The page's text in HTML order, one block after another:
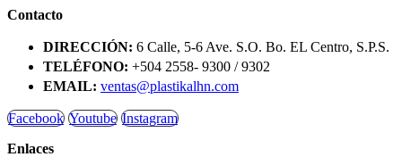
Contacto
DIRECCIÓN: 6 Calle, 5-6 Ave. S.O. Bo. EL Centro, S.P.S.
TELÉFONO: +504 2558- 9300 / 9302
EMAIL: ventas@plastikalhn.com
Facebook Youtube Instagram
Enlaces